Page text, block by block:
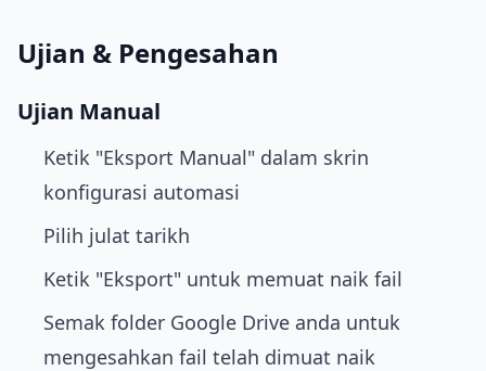
Ujian & Pengesahan
Ujian Manual
Ketik "Eksport Manual" dalam skrin
konfigurasi automasi
Pilih julat tarikh
Ketik "Eksport" untuk memuat naik fail
Semak folder Google Drive anda untuk
mengesahkan fail telah dimuat naik